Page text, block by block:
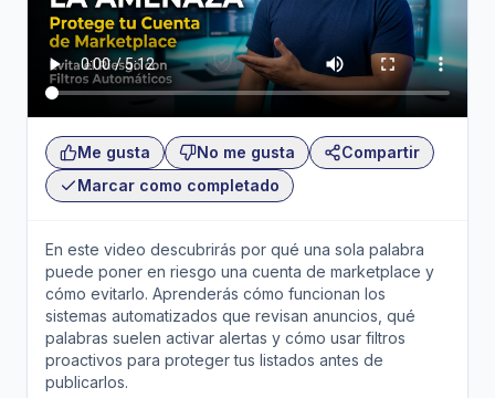
Me gusta No me gusta
Compartir
Marcar como completado
En este video descubrirás por qué una sola palabra
puede poner en riesgo una cuenta de marketplace y
cómo evitarlo. Aprenderás cómo funcionan los
sistemas automatizados que revisan anuncios, qué
palabras suelen activar alertas y cómo usar filtros
proactivos para proteger tus listados antes de
publicarlos.